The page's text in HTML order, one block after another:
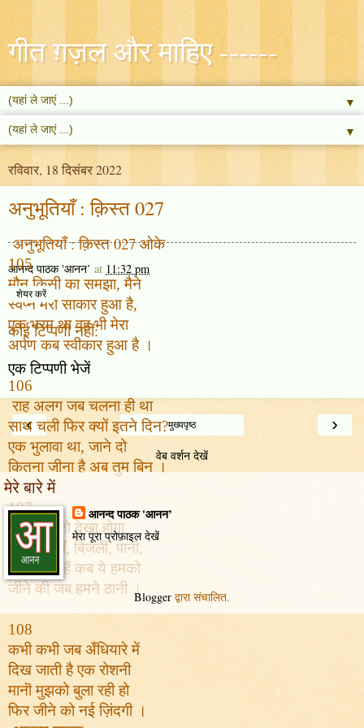
गीत ग़ज़ल और माहिए ------
▼
▼
रविवार, 18 दिसंबर 2022
अनुभूतियाँ : क़िस्त 027
अनुभूतियाँ : क़िस्त 027 ओके
105
मौन किसी का समझा, मैने
स्वप्न मेरा साकार हुआ है,
एक भरम थावह भीमेरा
अर्पण कब स्वीकार हुआ है।
106
राहअलग जब चलना ही था
साथ चली फिरक्यों इतने दिन?
एक भुलावा था, जाने दो
कितना जीना है अबतुम बिन ।
107
तुम ने भी तो देखा होगा
आँधी, तूफ़ाँ, बिजली, पानी,
तोड़ सकीं हैंकबये हमको
जीने की जब हमने ठानी ।
108
कभी कभी जब अँधियारे में
दिख जाती है एक रोशनी
मानॊ मुझको बुला रही हो
फिर जीने को नई ज़िंदगी ।
आनन्द पाठक 'आनन’ at 11:32 pm
शेयर करें
कोई टिप्पणी नहीं:
एक टिप्पणी भेजें
‹ ›
मुख्यपृष्ठ
वेब वर्शन देखें
मेरे बारे में
आनन्द पाठक 'आनन’
मेरा पूरा प्रोफ़ाइल देखें
Blogger द्वारा संचालित.